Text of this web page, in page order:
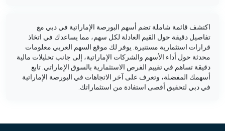
اكتشف قائمة شاملة تضم أسهم البورصة الإماراتية في دبي مع
تفاصيل دقيقة حول القيم العادلة لكل سهم، مما يساعدك في اتخاذ
قرارات استثمارية مستنيرة. يوفر لك موقع السهم العربي معلومات
محدثة حول أداء الأسهم والشركات الإماراتية، إلى جانب تحليلات مالية
دقيقة تساهم في تقييم الفرص الاستثمارية بالسوق الإماراتي. تابع
أسهمك المفضلة، وتعرف على آخر الاتجاهات في البورصة الإماراتية
في دبي لتحقيق أقصى استفادة من استثماراتك.